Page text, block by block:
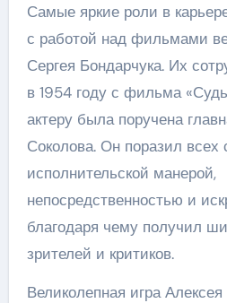
Самые яркие роли в
с работой над фильмами
Сергея Бондарчука. Их
в 1954 году с фильма
актеру была поручена
Соколова. Он поразил всех
исполнительской манерой,
непосредственностью и
благодаря чему получил
зрителей и критиков.
Великолепная игра